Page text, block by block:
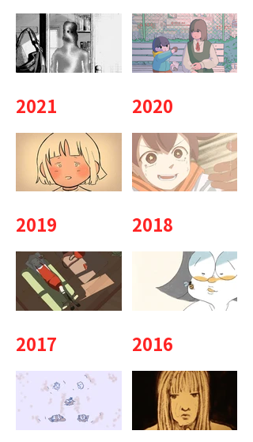
2021 2020
2019 2018
2017 2016